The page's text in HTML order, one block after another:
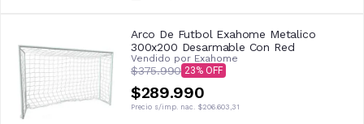
Arco De Futbol Exahome Metalico
300x200 Desarmable Con Red
Vendido por Exahome
$375.990 23
$289.990
Precio s/imp. nac. $206.603,31